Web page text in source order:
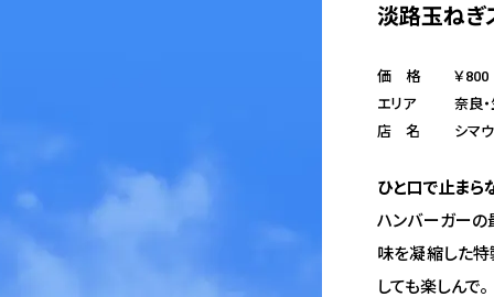
淡路玉ねぎ
価 格
￥800
エリア
奈良
店 名
シマ
ひと口で止まら
ハンバーガーの
味を凝縮した特
しても楽しんで。